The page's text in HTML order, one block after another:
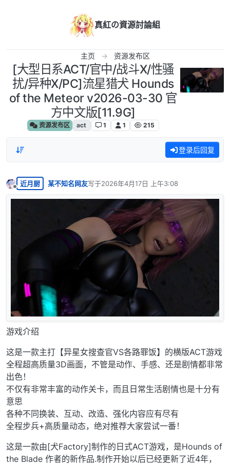
真紅の資源討論組
主页 资源发布区
[大型日系ACT/官中/战斗X/性骚
扰/异种X/PC]流星猎犬 Hounds
of the Meteor v2026-03-30 官
方中文版[11.9G]
资源发布区 act 1 1 215
登录后回复
离线
近月厨 某不知名网友写于2026年4月17日 上午3:08
最后由 编辑
游戏介绍
这是一款主打【异星女搜查官VS各路罪饭】的横版ACT游戏
全程超高质量3D画面，不管是动作、手感、还是剧情都非常
出色！
不仅有非常丰富的动作关卡，而且日常生活剧情也是十分有
意思
各种不同换装、互动、改造、强化内容应有尽有
全程步兵+高质量动态，绝对推荐大家尝试一番！
这是一款由[犬Factory]制作的日式ACT游戏，是Hounds of
the Blade 作者的新作品.制作开始以后已经更新了近4年，